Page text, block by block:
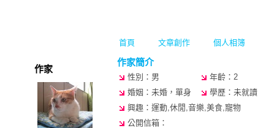
首頁 文章創作 個人相簿
作家
作家簡介
性別：男 年齡：2
婚姻：未婚，單身
學歷：未就讀
興趣：運動,休閒,音樂,美食,寵物
公開信箱：